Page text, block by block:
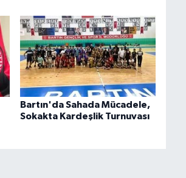
Bartın'da Sahada Mücadele,
Sokakta Kardeşlik Turnuvası